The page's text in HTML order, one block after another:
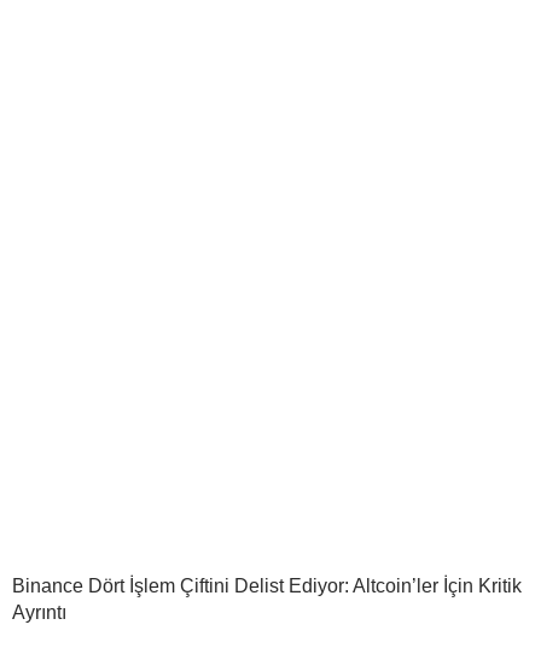
Binance Dört İşlem Çiftini Delist Ediyor: Altcoin’ler İçin Kritik
Ayrıntı